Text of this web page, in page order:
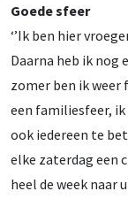
Goede sfeer
‘’Ik ben hier
Daarna heb ik nog
zomer ben ik
een familiesfeer,
ook iedereen te
elke zaterdag een
heel de week naar